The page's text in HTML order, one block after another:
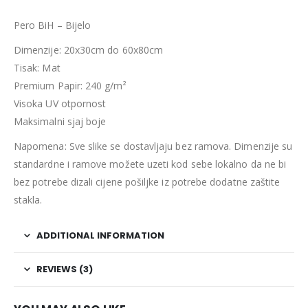
Pero BiH – Bijelo
Dimenzije: 20x30cm do 60x80cm
Tisak: Mat
Premium Papir: 240 g/m²
Visoka UV otpornost
Maksimalni sjaj boje
Napomena: Sve slike se dostavljaju bez ramova. Dimenzije su
standardne i ramove možete uzeti kod sebe lokalno da ne bi
bez potrebe dizali cijene pošiljke iz potrebe dodatne zaštite
stakla.
ADDITIONAL INFORMATION
REVIEWS (3)